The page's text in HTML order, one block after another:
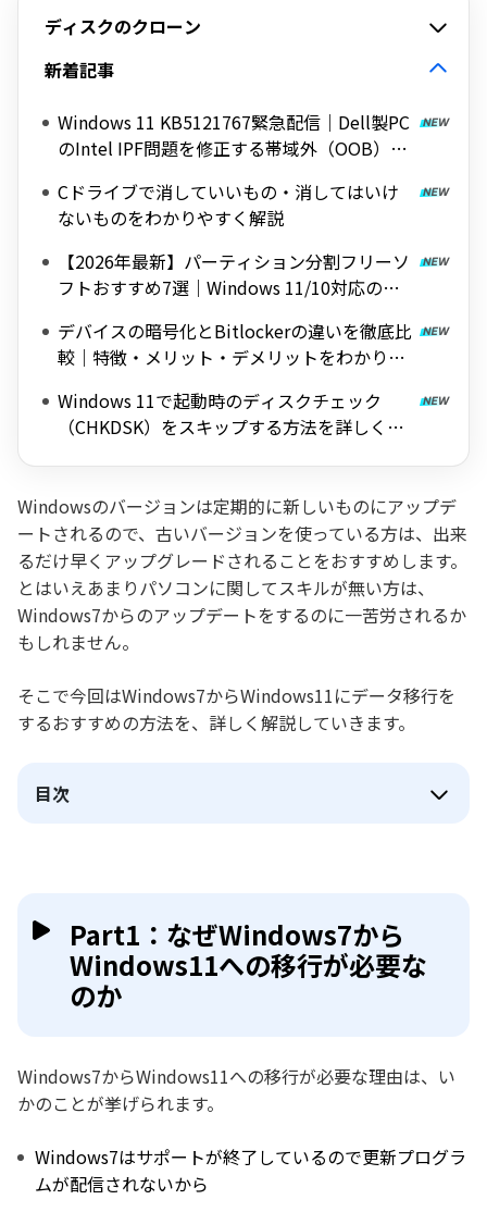
ディスクのクローン
新着記事
Windows 11 KB5121767緊急配信｜Dell製PC
のIntel IPF問題を修正する帯域外（OOB）ア
Cドライブで消していいもの・消してはいけ
ないものをわかりやすく解説
【2026年最新】パーティション分割フリーソ
フトおすすめ7選｜Windows 11/10対応の無
デバイスの暗号化とBitlockerの違いを徹底比
較｜特徴・メリット・デメリットをわかりや
Windows 11で起動時のディスクチェック
（CHKDSK）をスキップする方法を詳しく解
Windowsのバージョンは定期的に新しいものにアップデ
ートされるので、古いバージョンを使っている方は、出来
るだけ早くアップグレードされることをおすすめします。
とはいえあまりパソコンに関してスキルが無い方は、
Windows7からのアップデートをするのに一苦労されるか
もしれません。
そこで今回はWindows7からWindows11にデータ移行を
するおすすめの方法を、詳しく解説していきます。
目次
Part1：なぜWindows7から
Windows11への移行が必要な
のか
Windows7からWindows11への移行が必要な理由は、い
かのことが挙げられます。
Windows7はサポートが終了しているので更新プログラ
ムが配信されないから